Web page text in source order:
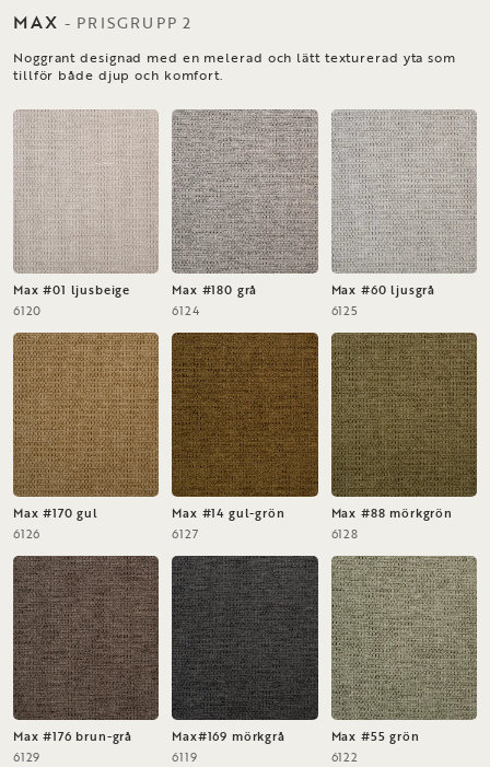
MAX - PRISGRUPP 2
Noggrant designad med en melerad och lätt texturerad yta som
tillför både djup och komfort.
Max #01 ljusbeige
6120
Max #180 grå
6124
Max #60 ljusgrå
6125
Max #170 gul
6126
Max #14 gul-grön
6127
Max #88 mörkgrön
6128
Max #176 brun-grå
6129
Max#169 mörkgrå
6119
Max #55 grön
6122